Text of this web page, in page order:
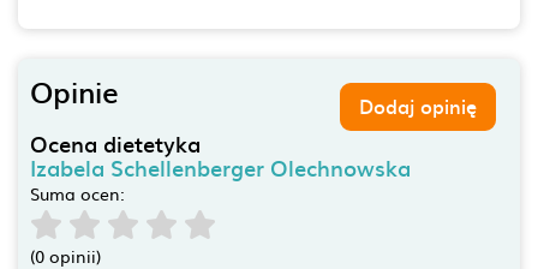
Opinie Dodaj opinię
Ocena dietetyka
Izabela Schellenberger Olechnowska
Suma ocen:
(0 opinii)